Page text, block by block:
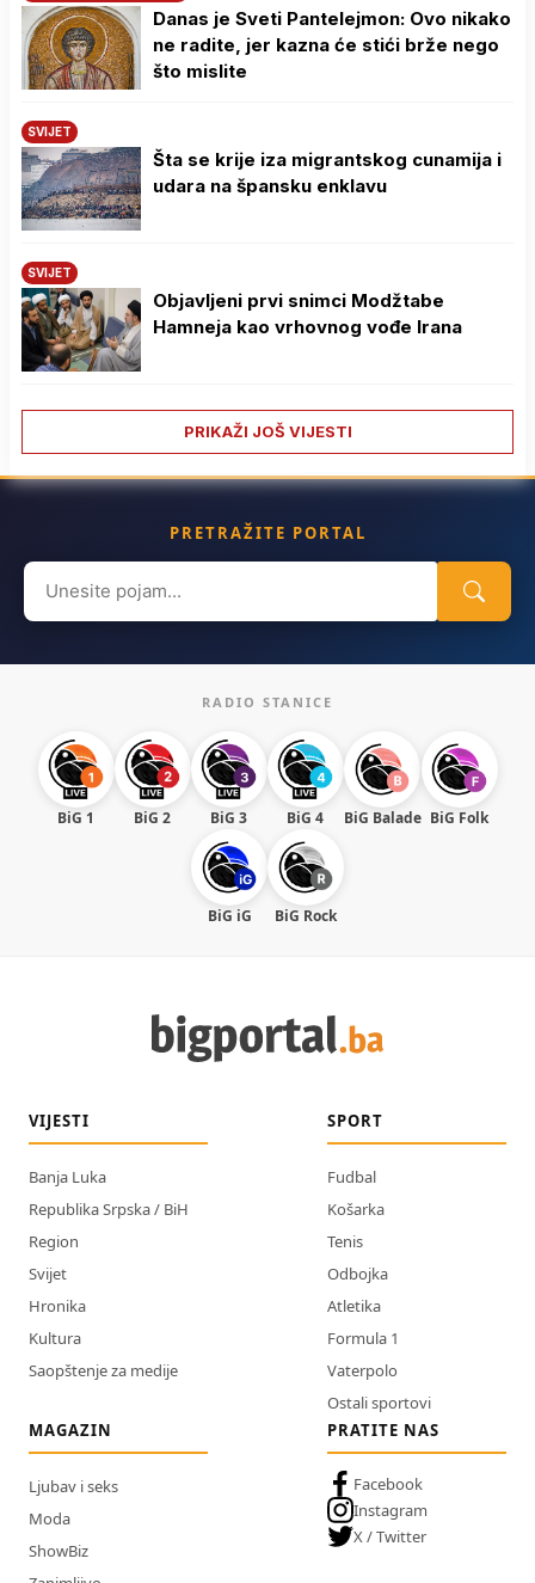
Danas je Sveti Pantelejmon: Ovo nikako
ne radite, jer kazna će stići brže nego
što mislite
SVIJET
Šta se krije iza migrantskog cunamija i
udara na špansku enklavu
SVIJET
Objavljeni prvi snimci Modžtabe
Hamneja kao vrhovnog vođe Irana
PRIKAŽI JOŠ VIJESTI
PRETRAŽITE PORTAL
Search
for:
RADIO STANICE
BiG 1 BiG 2 BiG 3 BiG 4 BiG Balade BiG Folk
BiG iG BiG Rock
VIJESTI
Banja Luka
Republika Srpska / BiH
Region
Svijet
Hronika
Kultura
Saopštenje za medije
SPORT
Fudbal
Košarka
Tenis
Odbojka
Atletika
Formula 1
Vaterpolo
Ostali sportovi
MAGAZIN
Ljubav i seks
Moda
ShowBiz
PRATITE NAS
Facebook
Instagram
X / Twitter